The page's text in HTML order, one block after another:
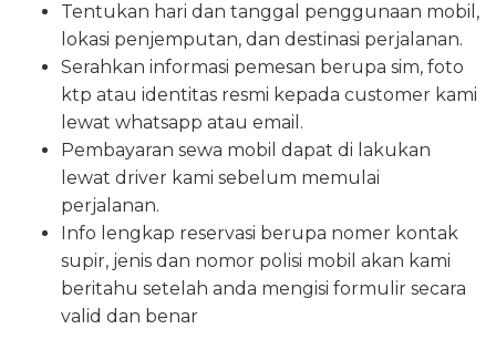
Tentukan hari dan tanggal penggunaan mobil,
lokasi penjemputan, dan destinasi perjalanan.
Serahkan informasi pemesan berupa sim, foto
ktp atau identitas resmi kepada customer kami
lewat whatsapp atau email.
Pembayaran sewa mobil dapat di lakukan
lewat driver kami sebelum memulai
perjalanan.
Info lengkap reservasi berupa nomer kontak
supir, jenis dan nomor polisi mobil akan kami
beritahu setelah anda mengisi formulir secara
valid dan benar